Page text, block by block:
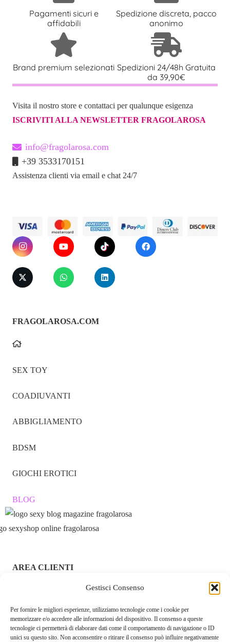
Gestisci Consenso
Per fornire le migliori esperienze, utilizziamo tecnologie come i cookie per
memorizzare e/o accedere alle informazioni del dispositivo. Il consenso a queste
tecnologie ci permetterà di elaborare dati come il comportamento di navigazione o ID
unici su questo sito. Non acconsentire o ritirare il consenso può influire negativamente
Pagamenti sicuri e
affidabili
Spedizione discreta, pacco
anonimo
Brand premium selezionati Spedizioni 24/48h Gratuita
da 39,90€
Visita il nostro store e contattaci per qualunque esigenza
ISCRIVITI ALLA NEWSLETTER FRAGOLAROSA
info@fragolarosa.com
+39 3533170151
Assistenza clienti via email e chat 24/7
FRAGOLAROSA.COM
SEX TOY
COADIUVANTI
ABBIGLIAMENTO
BDSM
GIOCHI EROTICI
BLOG
AREA CLIENTI
ACCEDI / REGISTRATI
CHI SIAMO – FRAGOLAROSA | SEXY SHOP ONLINE
ITALIANO SICURO E DISCRETO